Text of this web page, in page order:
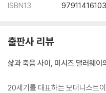
ISBN13
출판사 리뷰
삶과 죽음 사이, 미시즈 댈러웨이
20세기를 대표하는 모더니스트